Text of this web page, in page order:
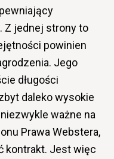
Z jednej strony to
powinien
Jego
długości
daleko wysokie
ważne na
Prawa Webstera,
kontrakt. Jest więc